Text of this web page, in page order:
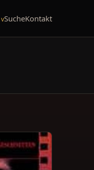
SucheKontakt